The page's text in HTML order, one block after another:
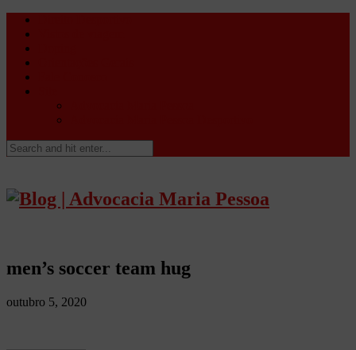
men’s soccer team hug
outubro 5, 2020